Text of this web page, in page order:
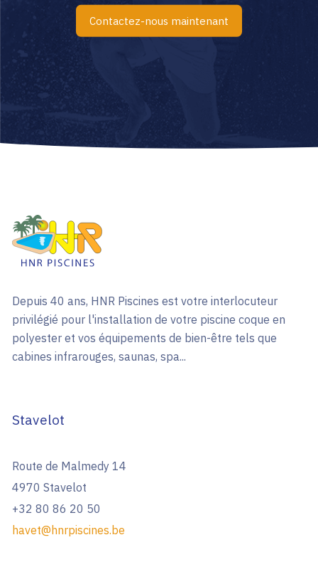
Contactez-nous maintenant
Depuis 40 ans, HNR Piscines est votre interlocuteur
privilégié pour l'installation de votre piscine coque en
polyester et vos équipements de bien-être tels que
cabines infrarouges, saunas, spa...
Stavelot
Route de Malmedy 14
4970 Stavelot
+32 80 86 20 50
havet@hnrpiscines.be